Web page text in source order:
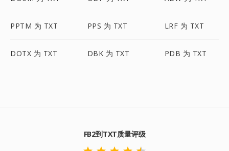
PPTM 为 TXT PPS 为 TXT LRF 为 TXT
DOTX 为 TXT DBK 为 TXT PDB 为 TXT
FB2到TXT质量评级